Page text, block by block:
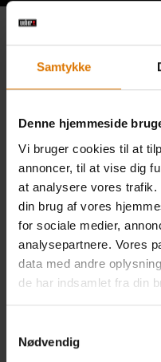
Samtykke
Denne hjemmeside
Vi bruger cookies til at
annoncer, til at vise dig
at analysere vores trafik.
din brug af vores
for sociale medier,
analysepartnere. Vores
data med andre
de har indsamlet fra din
Nødvendig